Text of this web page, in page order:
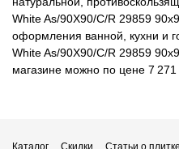
White As/90X90/C/R 29859
оформления ванной, кухни и
White As/90X90/C/R 29859
магазине можно по цене 7 271
Каталог Скидки Статьи о плитке